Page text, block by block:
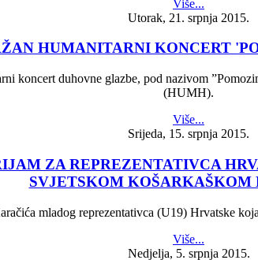
Više...
Utorak, 21. srpnja 2015.
HUMANITARNI KONCERT
koncert duhovne glazbe, pod nazivom
(HUMH).
Više...
Srijeda, 15. srpnja 2015.
ZA REPREZENTATIVCA
SVJETSKOM KOŠARKAŠKOM
mladog reprezentativca (U19) Hrvatske
Više...
Nedjelja, 5. srpnja 2015.